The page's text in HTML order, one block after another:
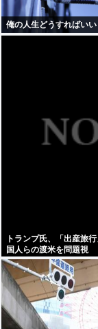
俺の人生どうすればいい
トランプ氏、「出産旅
国人らの渡米を問題視